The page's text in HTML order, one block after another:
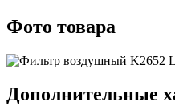
Фото товара
Дополнительные